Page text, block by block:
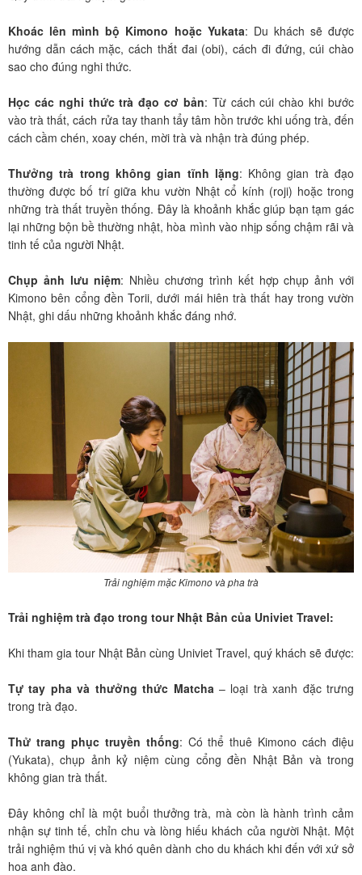
Khoác lên mình bộ Kimono hoặc Yukata: Du khách sẽ được
hướng dẫn cách mặc, cách thắt đai (obi), cách đi đứng, cúi chào
sao cho đúng nghi thức.
Học các nghi thức trà đạo cơ bản: Từ cách cúi chào khi bước
vào trà thất, cách rửa tay thanh tẩy tâm hồn trước khi uống trà, đến
cách cầm chén, xoay chén, mời trà và nhận trà đúng phép.
Thưởng trà trong không gian tĩnh lặng: Không gian trà đạo
thường được bố trí giữa khu vườn Nhật cổ kính (roji) hoặc trong
những trà thất truyền thống. Đây là khoảnh khắc giúp bạn tạm gác
lại những bộn bề thường nhật, hòa mình vào nhịp sống chậm rãi và
tinh tế của người Nhật.
Chụp ảnh lưu niệm: Nhiều chương trình kết hợp chụp ảnh với
Kimono bên cổng đền Torii, dưới mái hiên trà thất hay trong vườn
Nhật, ghi dấu những khoảnh khắc đáng nhớ.
Trải nghiệm mặc Kimono và pha trà
Trải nghiệm trà đạo trong tour Nhật Bản của Univiet Travel:
Khi tham gia tour Nhật Bản cùng Univiet Travel, quý khách sẽ được:
Tự tay pha và thưởng thức Matcha – loại trà xanh đặc trưng
trong trà đạo.
Thử trang phục truyền thống: Có thể thuê Kimono cách điệu
(Yukata), chụp ảnh kỷ niệm cùng cổng đền Nhật Bản và trong
không gian trà thất.
Đây không chỉ là một buổi thưởng trà, mà còn là hành trình cảm
nhận sự tinh tế, chỉn chu và lòng hiếu khách của người Nhật. Một
trải nghiệm thú vị và khó quên dành cho du khách khi đến với xứ sở
hoa anh đào.